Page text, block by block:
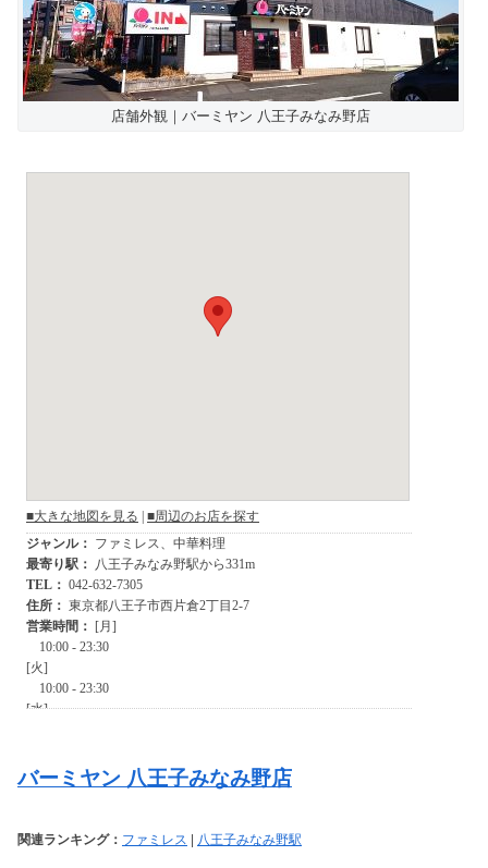
店舗外観｜バーミヤン 八王子みなみ野店
バーミヤン 八王子みなみ野店
関連ランキング： ファミレス | 八王子みなみ野駅